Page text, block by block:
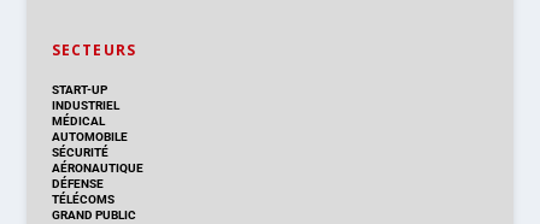
SECTEURS
START-UP
INDUSTRIEL
MÉDICAL
AUTOMOBILE
SÉCURITÉ
AÉRONAUTIQUE
DÉFENSE
TÉLÉCOMS
GRAND PUBLIC